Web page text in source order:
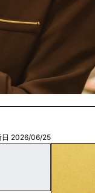
日 2026/06/25